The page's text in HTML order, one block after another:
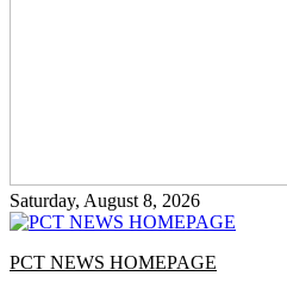
Saturday, August 8, 2026
PCT NEWS HOMEPAGE